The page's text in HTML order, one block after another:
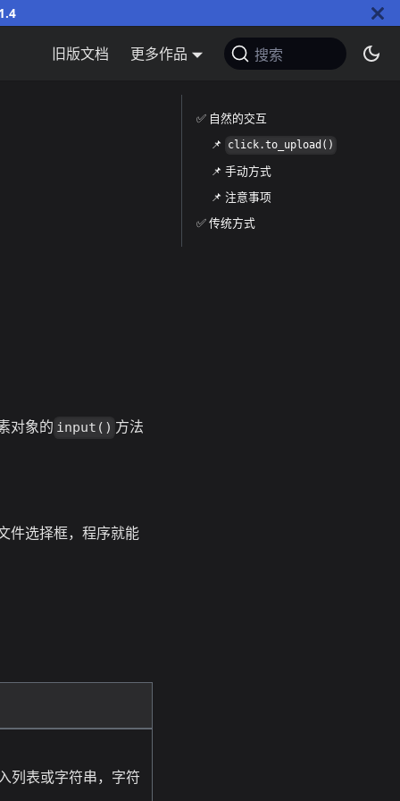
旧版文档 更多作品 搜索
对象的 input() 方法
件选择框，程序就能
列表或字符串，字符
✅️️ 自然的交互
📌
click.to_upload()
📌 手动方式
📌 注意事项
✅️️ 传统方式